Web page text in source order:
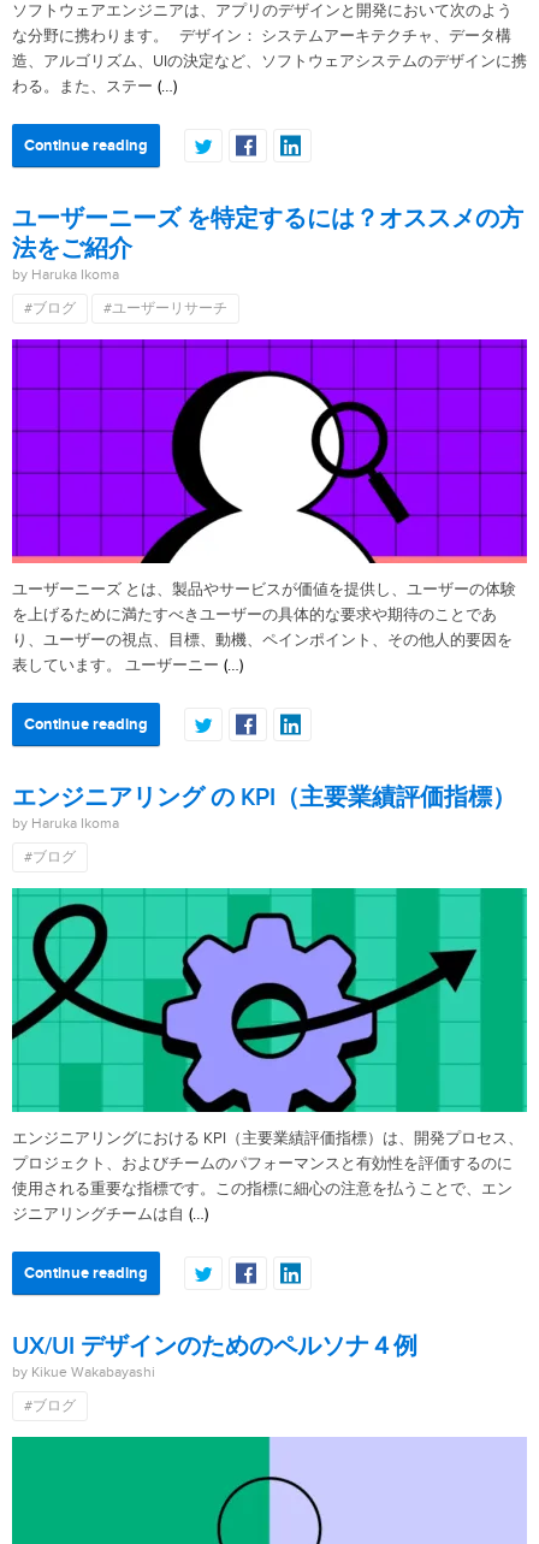
ソフトウェアエンジニアは、アプリのデザインと開発において次のよう
な分野に携わります。 デザイン： システムアーキテクチャ、データ構
造、アルゴリズム、UIの決定など、ソフトウェアシステムのデザインに携
わる。また、ステー (…)
Continue reading
ユーザーニーズ を特定するには？オススメの方
法をご紹介
by Haruka Ikoma
#ブログ
#ユーザーリサーチ
ユーザーニーズ とは、製品やサービスが価値を提供し、ユーザーの体験
を上げるために満たすべきユーザーの具体的な要求や期待のことであ
り、ユーザーの視点、目標、動機、ペインポイント、その他人的要因を
表しています。 ユーザーニー (…)
Continue reading
エンジニアリング の KPI（主要業績評価指標）
by Haruka Ikoma
#ブログ
エンジニアリングにおける KPI（主要業績評価指標）は、開発プロセス、
プロジェクト、およびチームのパフォーマンスと有効性を評価するのに
使用される重要な指標です。この指標に細心の注意を払うことで、エン
ジニアリングチームは自 (…)
Continue reading
UX/UI デザインのためのペルソナ４例
by Kikue Wakabayashi
#ブログ